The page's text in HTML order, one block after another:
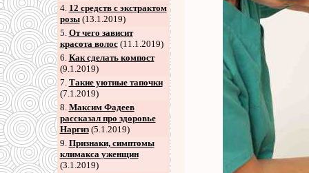
4. 12 средств с экстрактом
розы(13.1.2019)
5. От чего зависит
красота волос(11.1.2019)
6. Как сделать компост
(9.1.2019)
7. Такие уютные тапочки
(7.1.2019)
8. Максим Фадеев
рассказал про здоровье
Наргиз(5.1.2019)
9. Признаки, симптомы
климакса уженщин
(3.1.2019)